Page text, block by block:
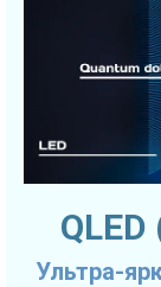
Ультра-